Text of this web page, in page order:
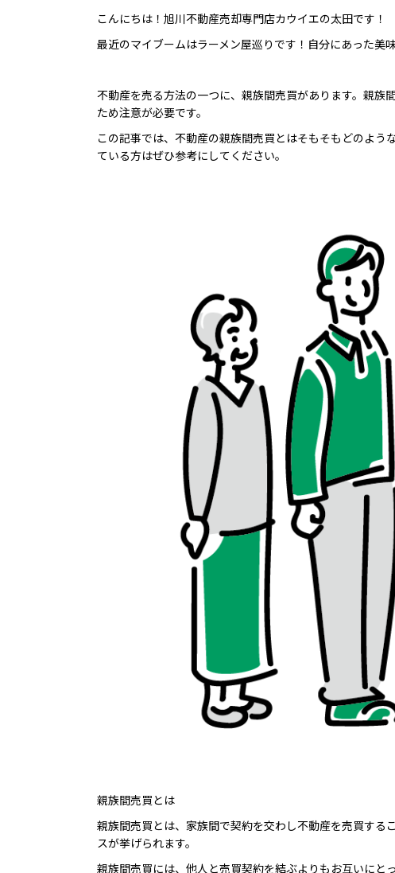
こんにちは！旭川不動産売却専門店カウイエの太田です！
最近のマイブームはラーメン屋巡りです！自分にあった美
不動産を売る方法の一つに、親族間売買があります。親族
ため注意が必要です。
この記事では、不動産の親族間売買とはそもそもどのよ
ている方はぜひ参考にしてください。
親族間売買とは
親族間売買とは、家族間で契約を交わし不動産を売買す
スが挙げられます。
親族間売買には、他人と売買契約を結ぶよりもお互いにと